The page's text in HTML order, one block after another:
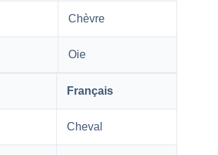
Chèvre
Oie
Français
Cheval